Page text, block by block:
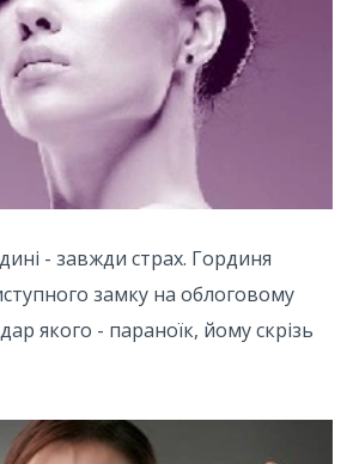
- завжди страх. Гординя
замку на облоговому
якого - параноїк, йому скрізь